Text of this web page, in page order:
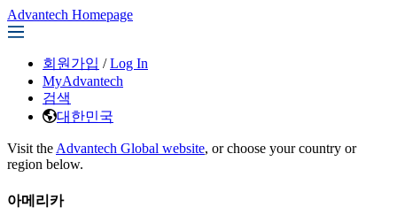
Advantech Homepage
회원가입 / Log In
MyAdvantech
검색
대한민국
Visit the Advantech Global website, or choose your country or
region below.
아메리카